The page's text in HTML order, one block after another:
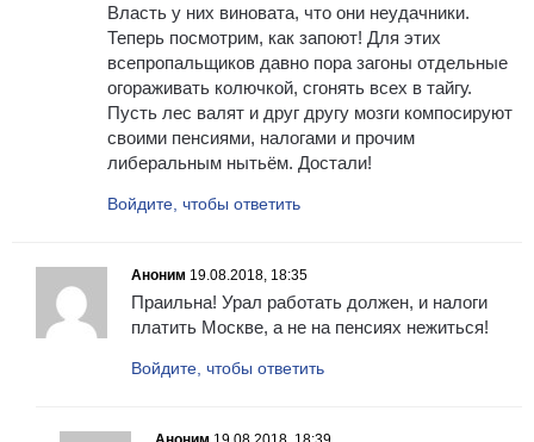
Власть у них виновата, что они неудачники.
Теперь посмотрим, как запоют! Для этих
всепропальщиков давно пора загоны отдельные
огораживать колючкой, сгонять всех в тайгу.
Пусть лес валят и друг другу мозги компосируют
своими пенсиями, налогами и прочим
либеральным нытьём. Достали!
Войдите, чтобы ответить
Аноним 19.08.2018, 18:35
Праильна! Урал работать должен, и налоги
платить Москве, а не на пенсиях нежиться!
Войдите, чтобы ответить